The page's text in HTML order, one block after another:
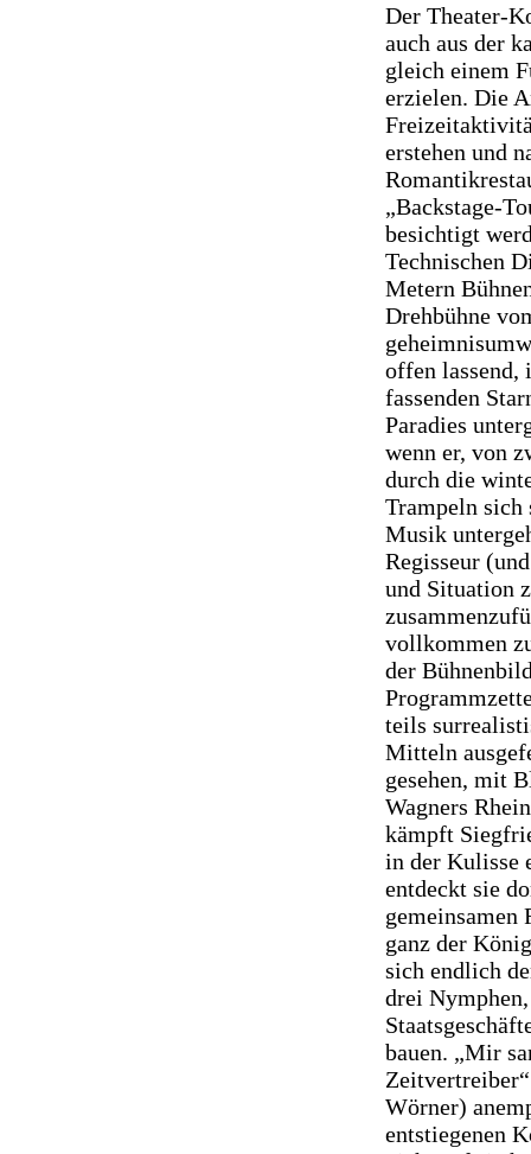
Der Theater-
auch aus der
gleich einem
erzielen. Die
erstehen und
„Backstage-
besichtigt
Technischen
Metern
Drehbühne
offen lassend,
fassenden
Paradies
wenn er, von
durch die
Trampeln sich
Musik
Regisseur
und Situation
vollkommen
der
teils
Mitteln
gesehen, mit
Wagners
kämpft
in der Kulisse
entdeckt sie
gemeinsamen
ganz der
sich endlich
drei
bauen. „Mir
Wörner)
entstiegenen